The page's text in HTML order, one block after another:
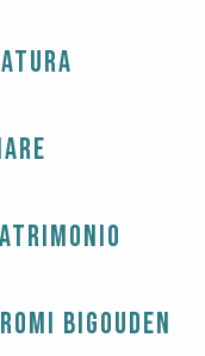
Bigouden
DI